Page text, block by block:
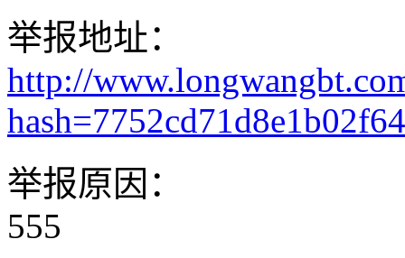
举报地址：
http://
举报原因：
555